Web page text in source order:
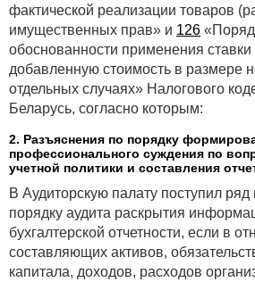
фактической реализации товаров
имущественных прав» и 126
обоснованности применения ставки
добавленную стоимость в размере
отдельных случаях» Налогового
Беларусь, согласно которым:
2. Разъяснения по порядку
профессионального суждения по
учетной политики и составления
В Аудиторскую палату поступил
порядку аудита раскрытия
бухгалтерской отчетности, если в
составляющих активов,
капитала, доходов, расходов